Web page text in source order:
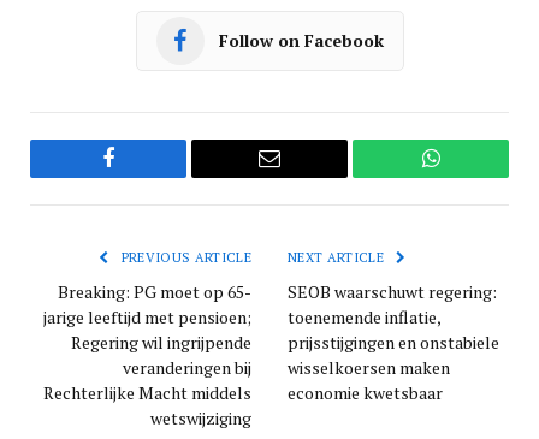
Follow on Facebook
Facebook Email WhatsApp
PREVIOUS ARTICLE
Breaking: PG moet op 65-
jarige leeftijd met pensioen;
Regering wil ingrijpende
veranderingen bij
Rechterlijke Macht middels
wetswijziging
NEXT ARTICLE
SEOB waarschuwt regering:
toenemende inflatie,
prijsstijgingen en onstabiele
wisselkoersen maken
economie kwetsbaar